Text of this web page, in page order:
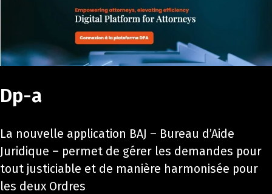
Dp-a
La nouvelle application BAJ – Bureau d’Aide
Juridique – permet de gérer les demandes pour
tout justiciable et de manière harmonisée pour
les deux Ordres